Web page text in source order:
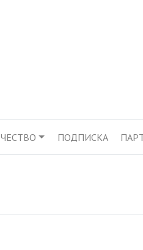
ПОДПИСКА